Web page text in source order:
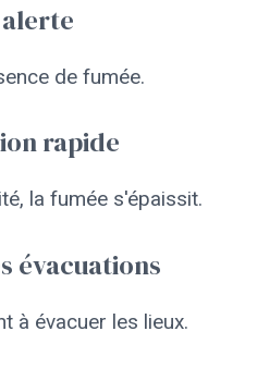
de fumée.
rapide
la fumée s'épaissit.
évacuations
à évacuer les lieux.